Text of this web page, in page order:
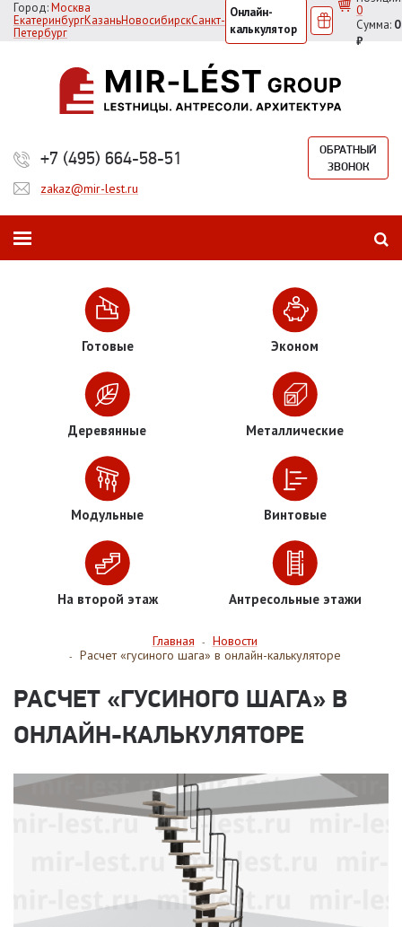
Город:Москва
ЕкатеринбургКазаньНовосибирскСанкт-
Петербург
Онлайн-
калькулятор
0
Сумма: 0
₽
+7 (495) 664-58-51
ОБРАТНЫЙ
ЗВОНОК
zakaz@mir-lest.ru
Готовые Эконом
Деревянные Металлические
Модульные Винтовые
На второй этаж Антресольные этажи
Главная - Новости
- Расчет «гусиного шага» в онлайн-калькуляторе
РАСЧЕТ «ГУСИНОГО ШАГА» В
ОНЛАЙН-КАЛЬКУЛЯТОРЕ